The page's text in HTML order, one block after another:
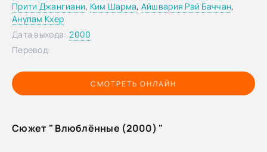
СМОТРЕТЬ ОНЛАЙН
Прити Джангиани, Ким Шарма, Айшвария Рай Баччан,
Анупам Кхер
Дата выхода: 2000
Перевод:
Сюжет " Влюблённые (2000) "